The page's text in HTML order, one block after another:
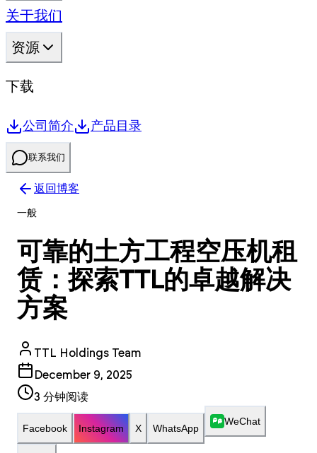
关于我们
资源
下载
公司简介 产品目录
联系我们
返回博客
一般
可靠的土方工程空压机租
赁：探索TTL的卓越解决
方案
TTL Holdings Team
December 9, 2025
3 分钟阅读
Facebook Instagram X WhatsApp
WeChat